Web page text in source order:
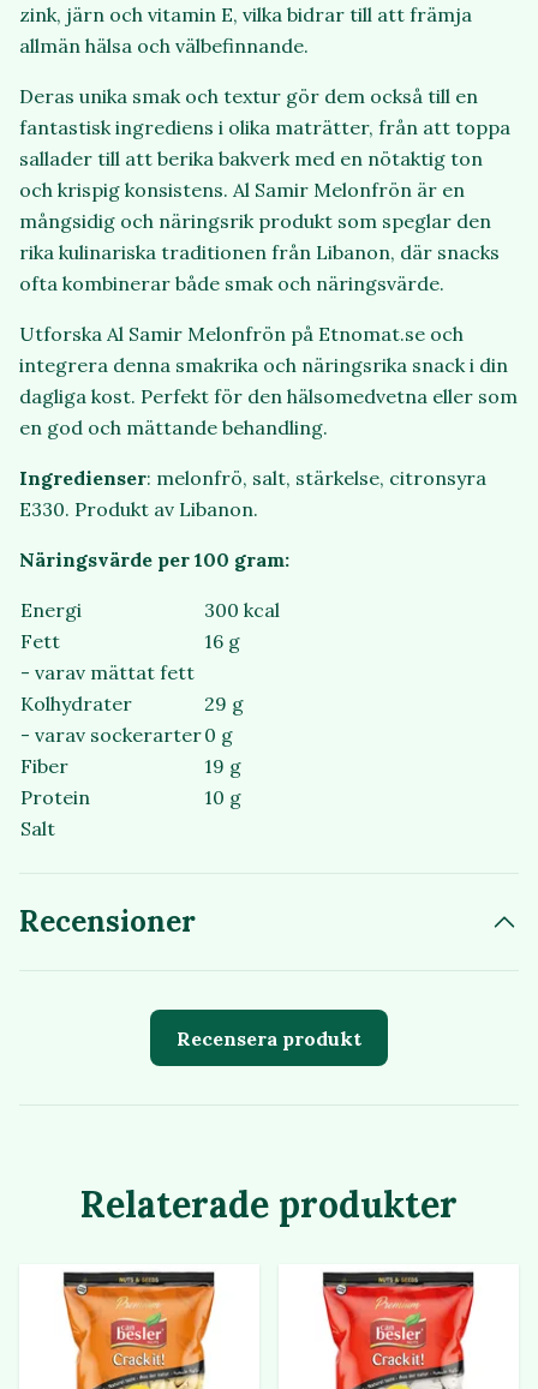
zink, järn och vitamin E, vilka bidrar till att främja
allmän hälsa och välbefinnande.
Deras unika smak och textur gör dem också till en
fantastisk ingrediens i olika maträtter, från att toppa
sallader till att berika bakverk med en nötaktig ton
och krispig konsistens. Al Samir Melonfrön är en
mångsidig och näringsrik produkt som speglar den
rika kulinariska traditionen från Libanon, där snacks
ofta kombinerar både smak och näringsvärde.
Utforska Al Samir Melonfrön på Etnomat.se och
integrera denna smakrika och näringsrika snack i din
dagliga kost. Perfekt för den hälsomedvetna eller som
en god och mättande behandling.
Ingredienser: melonfrö, salt, stärkelse, citronsyra
E330. Produkt av Libanon.
Näringsvärde per 100 gram:
Energi
300 kcal
Fett
16 g
- varav mättat fett
Kolhydrater
29 g
- varav sockerarter0 g
Fiber
19 g
Protein
10 g
Salt
Recensioner
Recensera produkt
Relaterade produkter